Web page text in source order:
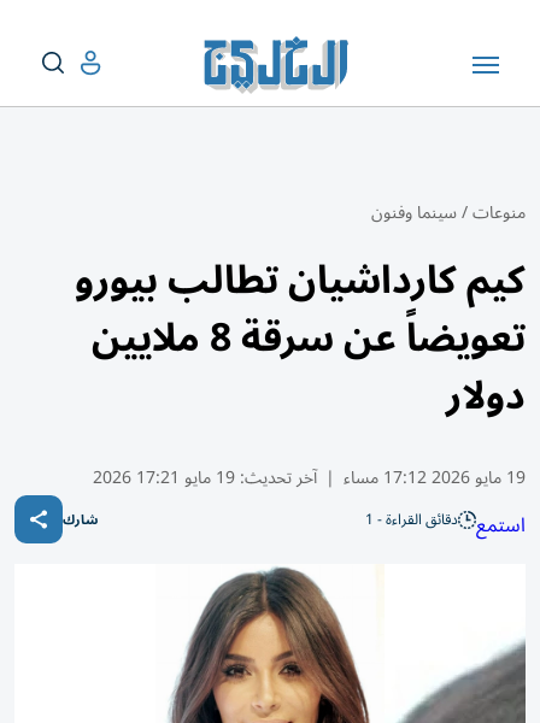
منوعات/سينما وفنون
كيم كارداشيان تطالب بيورو
تعويضاً عن سرقة 8 ملايين
دولار
19 مايو 2026 17:12 مساء | آخر تحديث:19 مايو 17:21 2026
استمع دقائق القراءة - 1 شارك